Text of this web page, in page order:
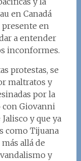
en Canadá
presente en
a entender
inconformes.
protestas, se
maltratos y
por la
con Giovanni
y que ya
como Tijuana
allá de
y